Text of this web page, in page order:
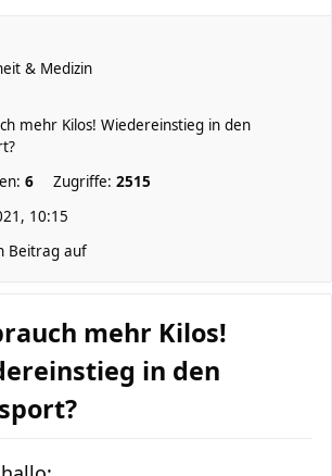
& Medizin
mehr Kilos! Wiedereinstieg in den
6 Zugriffe: 2515
10:15
Beitrag auf
mehr Kilos!
in den